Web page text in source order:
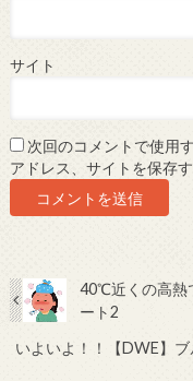
サイト
次回のコメントで使用
アドレス、サイトを保存す
40℃近くの高熱
ート2
いよいよ！！【DWE】